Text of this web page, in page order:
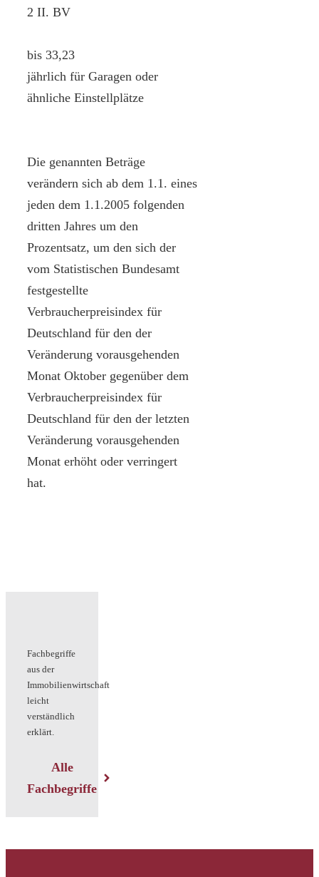
2 II. BV
bis 33,23
jährlich für Garagen oder
ähnliche Einstellplätze
Die genannten Beträge
verändern sich ab dem 1.1. eines
jeden dem 1.1.2005 folgenden
dritten Jahres um den
Prozentsatz, um den sich der
vom Statistischen Bundesamt
festgestellte
Verbraucherpreisindex für
Deutschland für den der
Veränderung vorausgehenden
Monat Oktober gegenüber dem
Verbraucherpreisindex für
Deutschland für den der letzten
Veränderung vorausgehenden
Monat erhöht oder verringert
hat.
Fachbegriffe
aus der
Immobilienwirtschaft
leicht
verständlich
erklärt.
Alle
Fachbegriffe